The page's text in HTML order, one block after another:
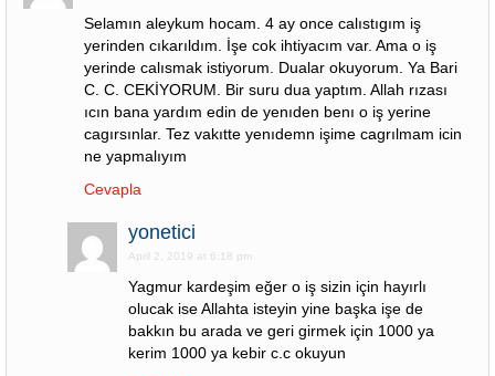
Selamın aleykum hocam. 4 ay once calıstıgım iş
yerinden cıkarıldım. İşe cok ihtiyacım var. Ama o iş
yerinde calısmak istiyorum. Dualar okuyorum. Ya Bari
C. C. CEKİYORUM. Bir suru dua yaptım. Allah rızası
ıcın bana yardım edin de yenıden benı o iş yerine
cagırsınlar. Tez vakıtte yenıdemn işime cagrılmam icin
ne yapmalıyım
Cevapla
yonetici
April 2, 2019 at 6:18 pm
Yagmur kardeşim eğer o iş sizin için hayırlı
olucak ise Allahta isteyin yine başka işe de
bakkın bu arada ve geri girmek için 1000 ya
kerim 1000 ya kebir c.c okuyun